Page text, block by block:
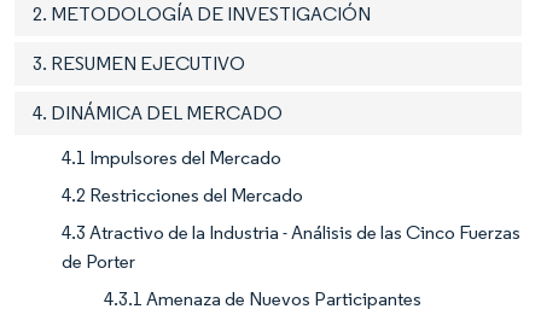
2. METODOLOGÍA DE INVESTIGACIÓN
3. RESUMEN EJECUTIVO
4. DINÁMICA DEL MERCADO
4.1 Impulsores del Mercado
4.2 Restricciones del Mercado
4.3 Atractivo de la Industria - Análisis de las Cinco Fuerzas
de Porter
4.3.1 Amenaza de Nuevos Participantes